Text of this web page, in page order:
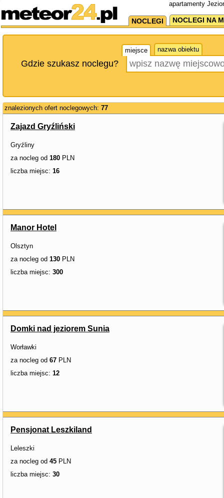
apartamenty
NOCLEGI NOCLEGI NA
miejsce nazwa obiektu
Gdzie szukasz noclegu?
znalezionych ofert noclegowych: 77
Zajazd Gryźliński
Gryźliny
za nocleg od 180 PLN
liczba miejsc: 16
Manor Hotel
Olsztyn
za nocleg od 130 PLN
liczba miejsc: 300
Domki nad jeziorem Sunia
Worławki
za nocleg od 67 PLN
liczba miejsc: 12
Pensjonat Leszkiland
Leleszki
za nocleg od 45 PLN
liczba miejsc: 30